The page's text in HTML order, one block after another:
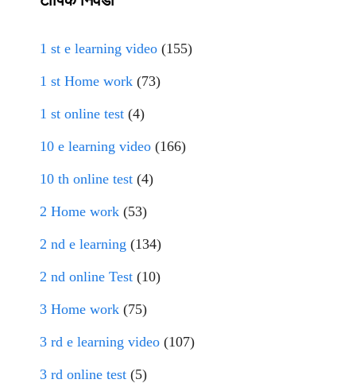
1 st e learning video (155)
1 st Home work (73)
1 st online test (4)
10 e learning video (166)
10 th online test (4)
2 Home work (53)
2 nd e learning (134)
2 nd online Test (10)
3 Home work (75)
3 rd e learning video (107)
3 rd online test (5)